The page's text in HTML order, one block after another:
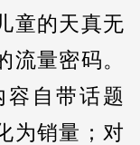
童的天真无
量密码。
容自带话题
为销量；对